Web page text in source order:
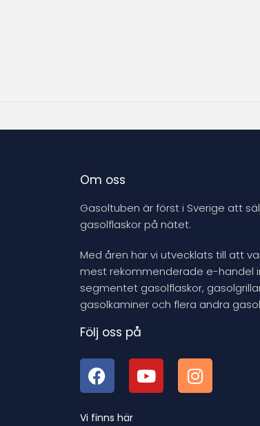
Om oss
Gasoltuben är först i Sverige att
gasolflaskor på nätet.
Med åren har vi utvecklats till att
mest rekommenderade e-handel
segmentet gasolflaskor,
gasolkaminer och flera andra
Följ oss på
Vi finns här